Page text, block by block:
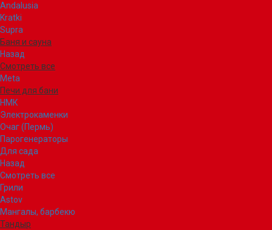
Andalusia
Kratki
Supra
Баня и сауна
Назад
Смотреть все
Meta
Печи для бани
НМК
Электрокаменки
Очаг (Пермь)
Парогенераторы
Для сада
Назад
Смотреть все
Грили
Astov
Мангалы, барбекю
Тандыр